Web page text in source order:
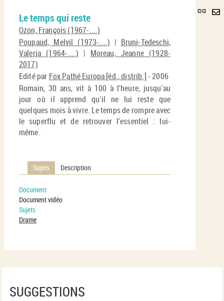
Lien
Le temps qui reste
Ozon, François (1967-....)
Poupaud, Melvil (1973-....) | Bruni-Tedeschi,
Valeria (1964-....) | Moreau, Jeanne (1928-
2017)
Edité par Fox Pathé Europa [éd., distrib.]- 2006
Romain, 30 ans, vit à 100 à l'heure, jusqu'au
jour où il apprend qu'il ne lui reste que
quelques mois à vivre. Le temps de rompre avec
le superflu et de retrouver l'essentiel : lui-
même.
Sujets Description
Document
Document vidéo
Sujets
Drame
SUGGESTIONS